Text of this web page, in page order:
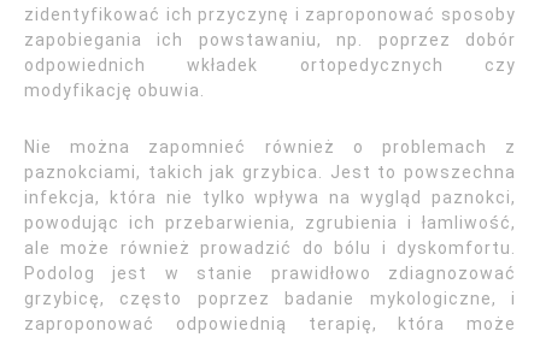
zidentyfikować ich przyczynę i zaproponować sposoby
zapobiegania ich powstawaniu, np. poprzez dobór
odpowiednich wkładek ortopedycznych czy
modyfikację obuwia.
Nie można zapomnieć również o problemach z
paznokciami, takich jak grzybica. Jest to powszechna
infekcja, która nie tylko wpływa na wygląd paznokci,
powodując ich przebarwienia, zgrubienia i łamliwość,
ale może również prowadzić do bólu i dyskomfortu.
Podolog jest w stanie prawidłowo zdiagnozować
grzybicę, często poprzez badanie mykologiczne, i
zaproponować odpowiednią terapię, która może